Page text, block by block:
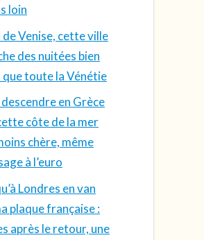
loin
Venise, cette ville
des nuitées bien
que toute la Vénétie
en Grèce
côte de la mer
chère, même
à l’euro
Londres en van
plaque française :
après le retour, une